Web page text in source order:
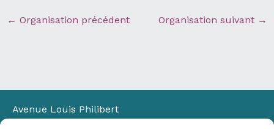
← Organisation précédent Organisation suivant →
Avenue Louis Philibert